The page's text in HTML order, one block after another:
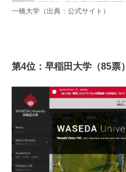
一橋大学（出典： 公式サイト ）
第4位：早稲田大学（85票）